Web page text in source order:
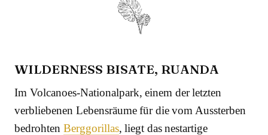
WILDERNESS BISATE, RUANDA
Im Volcanoes-Nationalpark, einem der letzten
verbliebenen Lebensräume für die vom Aussterben
bedrohten Berggorillas, liegt das nestartige